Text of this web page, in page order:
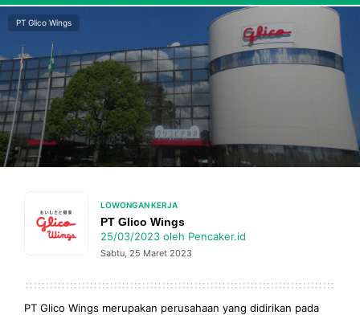
PT Glico Wings
LOWONGAN KERJA
PT Glico Wings
25/03/2023 oleh Pencaker.id
Sabtu, 25 Maret 2023
PT Glico Wings merupakan perusahaan yang didirikan pada